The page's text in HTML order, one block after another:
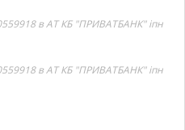
в АТ КБ "ПРИВАТБАНК" іпн
в АТ КБ "ПРИВАТБАНК" іпн